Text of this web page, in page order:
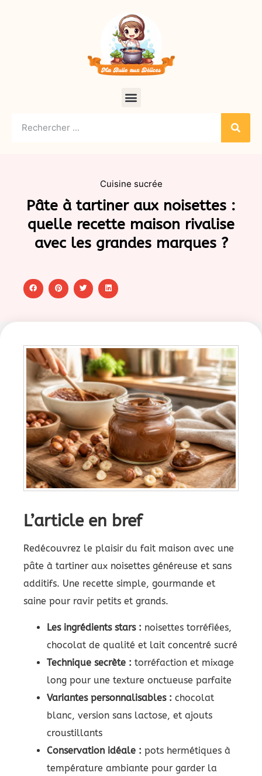
Cuisine sucrée
Pâte à tartiner aux noisettes :
quelle recette maison rivalise
avec les grandes marques ?
L’article en bref
Redécouvrez le plaisir du fait maison avec une
pâte à tartiner aux noisettes généreuse et sans
additifs. Une recette simple, gourmande et
saine pour ravir petits et grands.
Les ingrédients stars : noisettes torréfiées,
chocolat de qualité et lait concentré sucré
Technique secrète : torréfaction et mixage
long pour une texture onctueuse parfaite
Variantes personnalisables : chocolat
blanc, version sans lactose, et ajouts
croustillants
Conservation idéale : pots hermétiques à
température ambiante pour garder la